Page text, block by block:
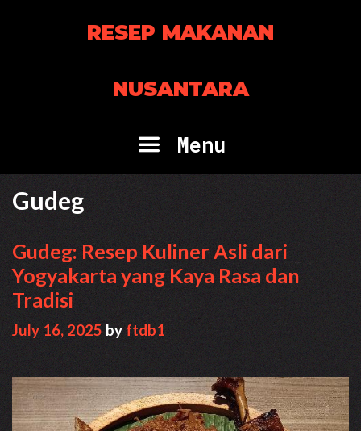
RESEP MAKANAN
NUSANTARA
Menu
Gudeg
Gudeg: Resep Kuliner Asli dari
Yogyakarta yang Kaya Rasa dan
Tradisi
July 16, 2025 by ftdb1